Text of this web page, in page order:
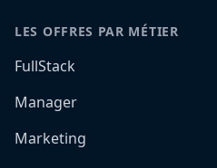
LES OFFRES PAR MÉTIER
FullStack
Manager
Marketing